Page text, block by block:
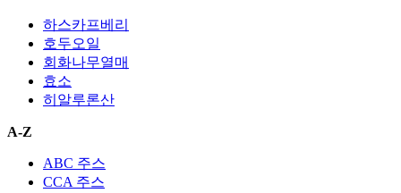
하스카프베리
호두오일
회화나무열매
효소
히알루론산
A-Z
ABC 주스
CCA 주스